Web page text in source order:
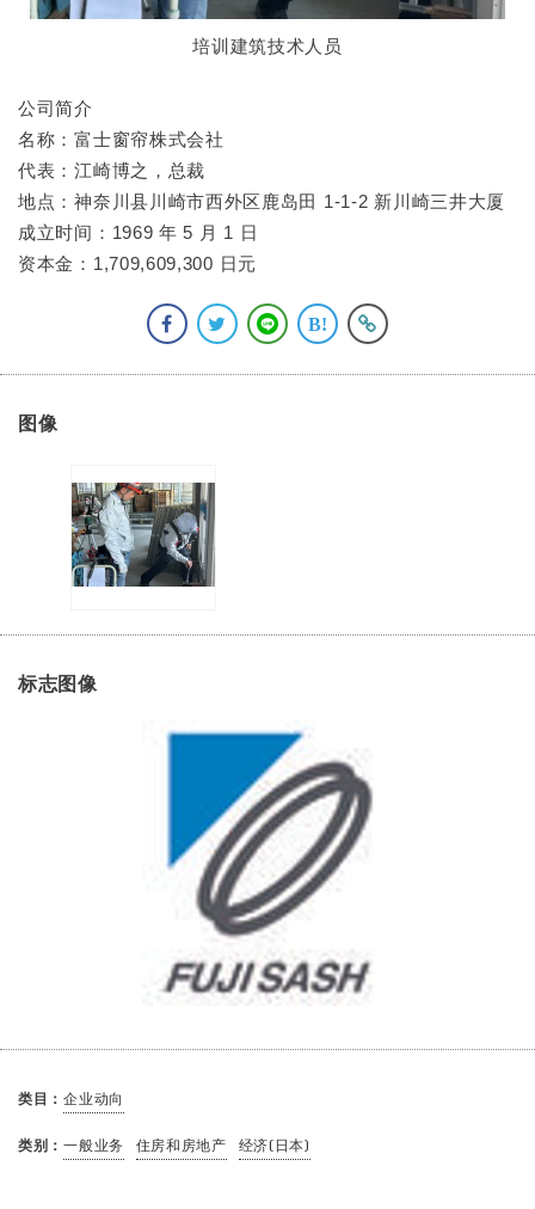
培训建筑技术人员
公司简介
名称：富士窗帘株式会社
代表：江崎博之，总裁
地点：神奈川县川崎市西外区鹿岛田 1-1-2 新川崎三井大厦
成立时间：1969 年 5 月 1 日
资本金：1,709,609,300 日元
图像
标志图像
类目：企业动向
类别：一般业务 住房和房地产 经济(日本)